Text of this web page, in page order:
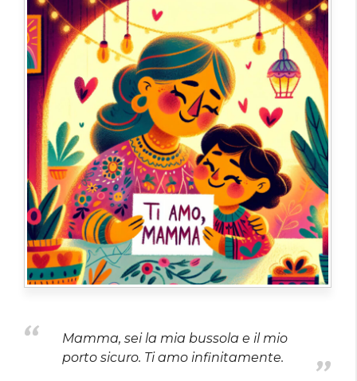
Mamma, sei la mia bussola e il mio
porto sicuro. Ti amo infinitamente.